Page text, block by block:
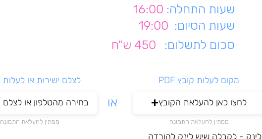
16:00 שעות התחלה:
19:00 שעות הסיום:
450 ש"ח
סכום לתשלום:
לצלם ישירות או
בחירה מהטלפון או לצלם
ממתין להעלאת התמונה
או
מקום לעלות קובץ PDF
לחצו כאן להעלאת הקובץ
ממתין להעלאת התמונה
לינק - לקבלה שיש לינק להורדה